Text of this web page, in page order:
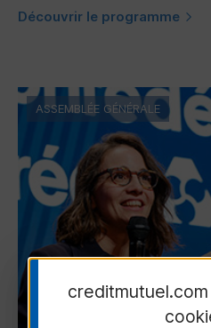
Découvrir le programme
ASSEMBLÉE GÉNÉRALE